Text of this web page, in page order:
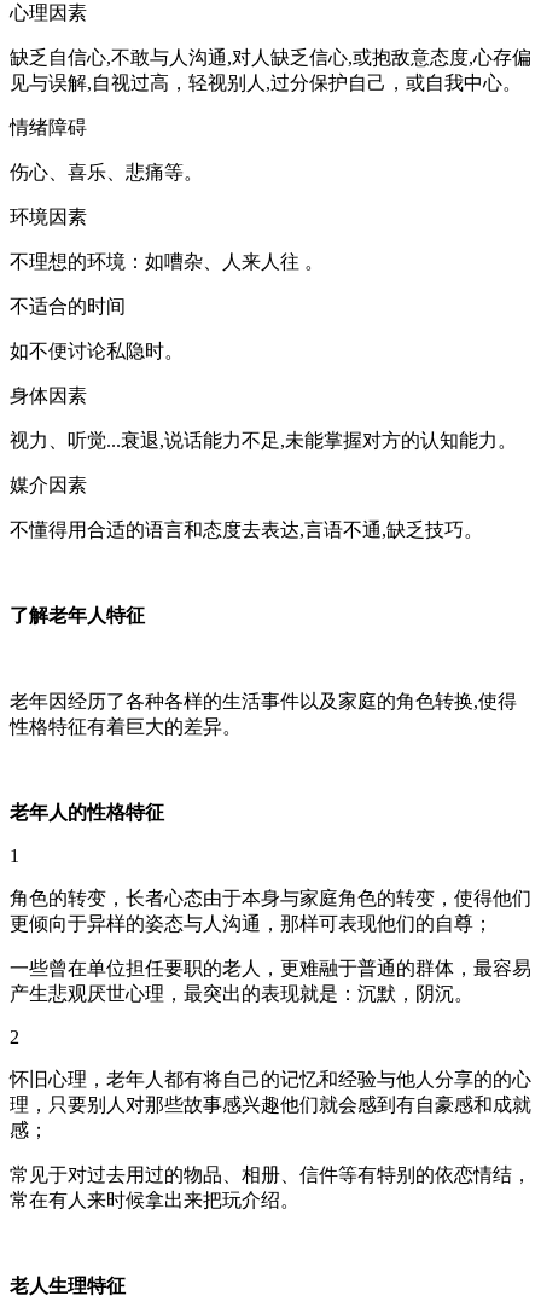
心理因素
缺乏自信心,不敢与人沟通,对人缺乏信心,或抱敌意态度,心存偏
见与误解,自视过高，轻视别人,过分保护自己，或自我中心。
情绪障碍
伤心、喜乐、悲痛等。
环境因素
不理想的环境：如嘈杂、人来人往 。
不适合的时间
如不便讨论私隐时。
身体因素
视力、听觉...衰退,说话能力不足,未能掌握对方的认知能力。
媒介因素
不懂得用合适的语言和态度去表达,言语不通,缺乏技巧。
了解老年人特征
老年因经历了各种各样的生活事件以及家庭的角色转换,使得
性格特征有着巨大的差异。
老年人的性格特征
1
角色的转变，长者心态由于本身与家庭角色的转变，使得他们
更倾向于异样的姿态与人沟通，那样可表现他们的自尊；
一些曾在单位担任要职的老人，更难融于普通的群体，最容易
产生悲观厌世心理，最突出的表现就是：沉默，阴沉。
2
怀旧心理，老年人都有将自己的记忆和经验与他人分享的的心
理，只要别人对那些故事感兴趣他们就会感到有自豪感和成就
感；
常见于对过去用过的物品、相册、信件等有特别的依恋情结，
常在有人来时候拿出来把玩介绍。
老人生理特征